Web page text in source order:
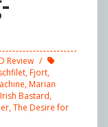
Review
,Fjort,
,Marian
Bastard,
,The Desire for